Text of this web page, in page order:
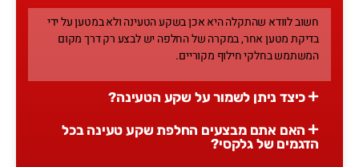
חשוב לוודא שהתקלה היא אכן בשקע הטעינה ולא במטען על ידי
בדיקת מטען אחר, במקרה של החלפה יש לבצע רק דרך מקום
המשתמש בחלקי חילוף מקוריים.
כיצד ניתן לשמור על שקע הטעינה?
האם אתם מבצעים החלפת שקע טעינה בכל
הדגמים של גלקסי?